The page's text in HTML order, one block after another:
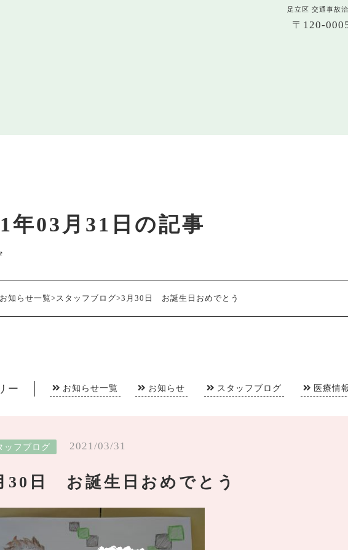
足立区 交通事故
〒120-
年03月31日の記事
お知らせ一覧>スタッフブログ>3月30日 お誕生日おめでとう
ー お知らせ一覧 お知らせ スタッフブログ 医療情
ッフブログ 2021/03/31
30日 お誕生日おめでとう